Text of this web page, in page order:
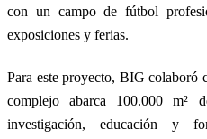
con un campo de fútbol
exposiciones y ferias.
Para este proyecto, BIG
complejo abarca 100.000 m²
investigación, educación y